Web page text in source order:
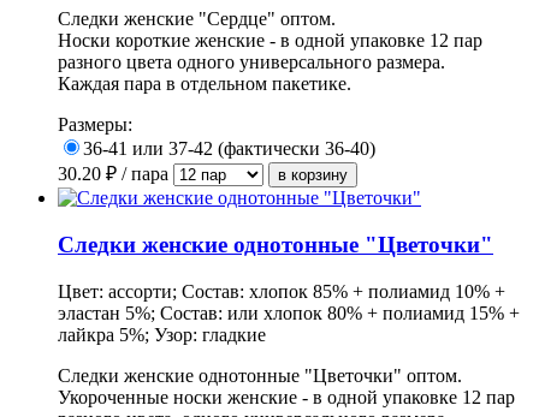
Следки женские "Сердце" оптом.
Носки короткие женские - в одной упаковке 12 пар
разного цвета одного универсального размера.
Каждая пара в отдельном пакетике.
Размеры:
36-41 или 37-42 (фактически 36-40)
30.20 ₽ / пара
Следки женские однотонные "Цветочки"
Цвет: ассорти; Состав: хлопок 85% + полиамид 10% +
эластан 5%; Состав: или хлопок 80% + полиамид 15% +
лайкра 5%; Узор: гладкие
Следки женские однотонные "Цветочки" оптом.
Укороченные носки женские - в одной упаковке 12 пар